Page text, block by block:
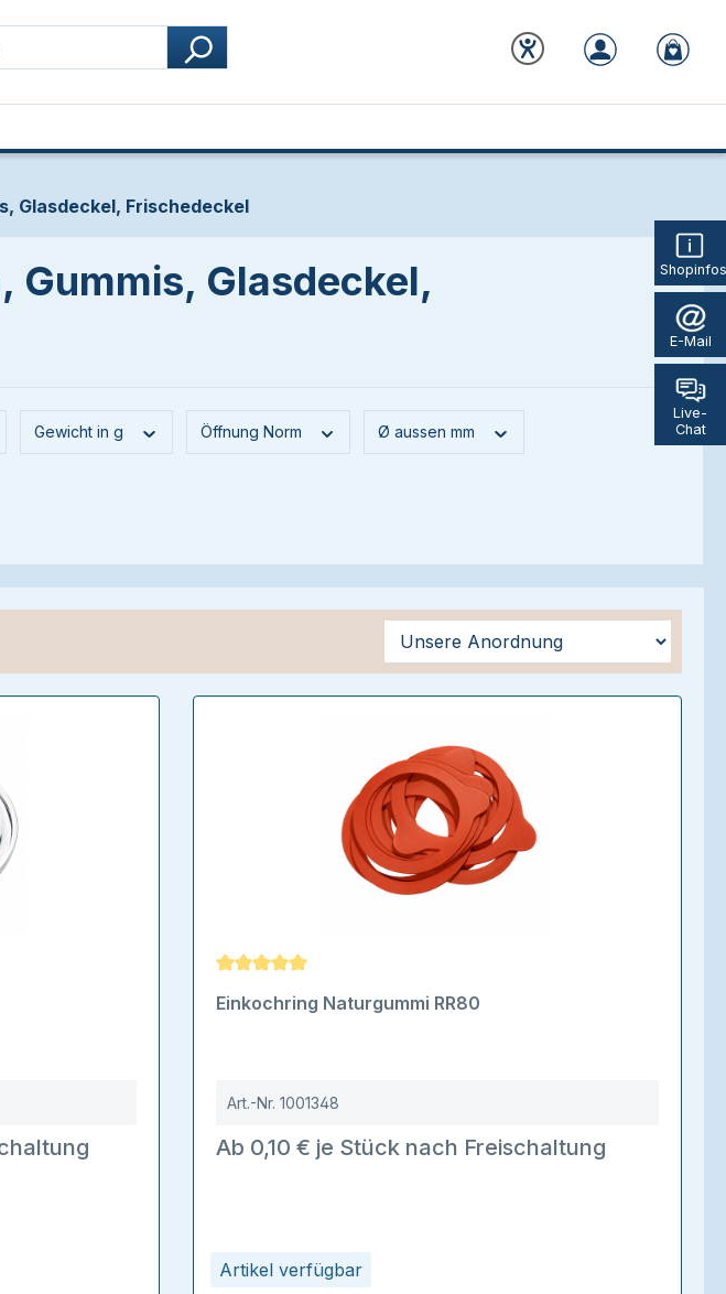
E-Mail
Live-
Chat
Glasdeckel, Frischedeckel
Gummis, Glasdeckel,
Gewicht in g Öffnung Norm Ø aussen mm
Artikel verfügbar
Durchschnittliche Bewertung von 5 von 5 Sternen
Einkochring Naturgummi RR80
Art.-Nr. 1001348
Ab 0,10 € je Stück nach Freischaltung